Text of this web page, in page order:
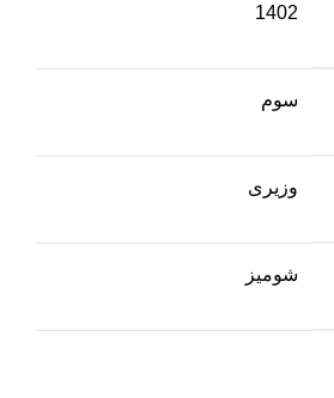
1402
سوم
وزیری
شومیز